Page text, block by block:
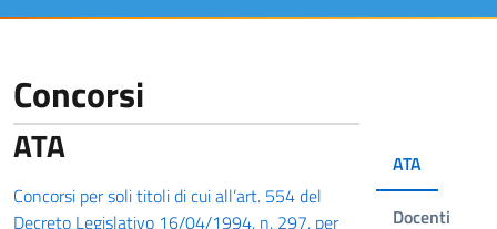
Concorsi
ATA
Docenti
ATA
Concorsi per soli titoli di cui all’art. 554 del
Decreto Legislativo 16/04/1994, n. 297, per